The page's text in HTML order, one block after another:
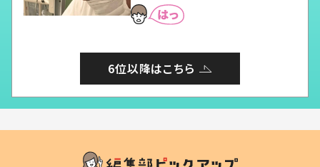
6位以降はこちら